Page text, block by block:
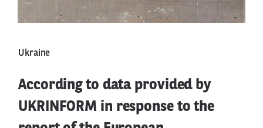
Ukraine
According to data provided by
UKRINFORM in response to the